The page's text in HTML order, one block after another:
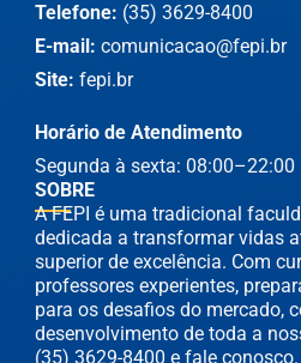
SOBRE
A FEPI é uma tradicional
dedicada a transformar vidas
superior de excelência. Com
professores experientes,
para os desafios do mercado,
desenvolvimento de toda a
(35) 3629-8400 e fale conosco.
Telefone: (35) 3629-8400
E-mail: comunicacao@fepi.br
Site: fepi.br
Horário de Atendimento
Segunda à sexta: 08:00–22:00